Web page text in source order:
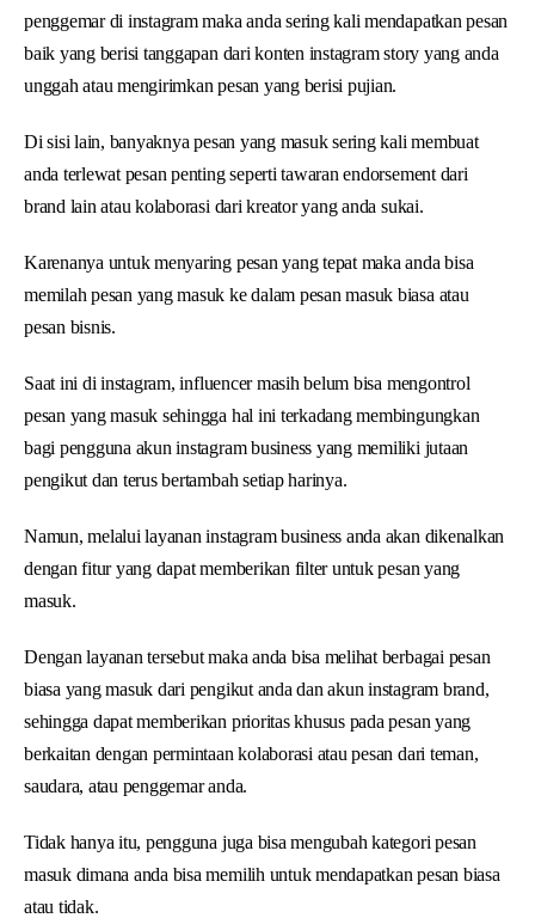
penggemar di instagram maka anda sering kali mendapatkan pesan
baik yang berisi tanggapan dari konten instagram story yang anda
unggah atau mengirimkan pesan yang berisi pujian.
Di sisi lain, banyaknya pesan yang masuk sering kali membuat
anda terlewat pesan penting seperti tawaran endorsement dari
brand lain atau kolaborasi dari kreator yang anda sukai.
Karenanya untuk menyaring pesan yang tepat maka anda bisa
memilah pesan yang masuk ke dalam pesan masuk biasa atau
pesan bisnis.
Saat ini di instagram, influencer masih belum bisa mengontrol
pesan yang masuk sehingga hal ini terkadang membingungkan
bagi pengguna akun instagram business yang memiliki jutaan
pengikut dan terus bertambah setiap harinya.
Namun, melalui layanan instagram business anda akan dikenalkan
dengan fitur yang dapat memberikan filter untuk pesan yang
masuk.
Dengan layanan tersebut maka anda bisa melihat berbagai pesan
biasa yang masuk dari pengikut anda dan akun instagram brand,
sehingga dapat memberikan prioritas khusus pada pesan yang
berkaitan dengan permintaan kolaborasi atau pesan dari teman,
saudara, atau penggemar anda.
Tidak hanya itu, pengguna juga bisa mengubah kategori pesan
masuk dimana anda bisa memilih untuk mendapatkan pesan biasa
atau tidak.